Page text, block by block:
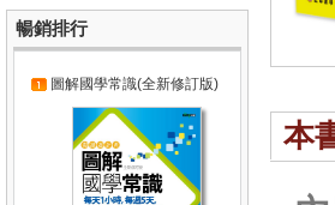
本
暢銷排行
圖解國學常識(全新修訂版)